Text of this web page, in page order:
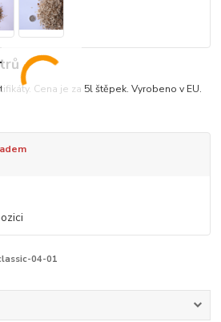
Cena je za 5l štěpek. Vyrobeno v EU.
04-01